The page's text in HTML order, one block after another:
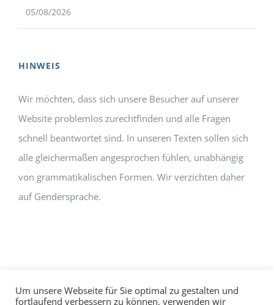
05/08/2026
HINWEIS
Wir möchten, dass sich unsere Besucher auf unserer
Website problemlos zurechtfinden und alle Fragen
schnell beantwortet sind. In unseren Texten sollen sich
alle gleichermaßen angesprochen fühlen, unabhängig
von grammatikalischen Formen. Wir verzichten daher
auf Gendersprache.
Um unsere Webseite für Sie optimal zu gestalten und
fortlaufend verbessern zu können, verwenden wir